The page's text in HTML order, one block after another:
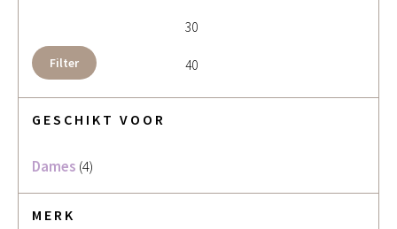
Min. prijs
Filter
GESCHIKT VOOR
Dames (4)
MERK